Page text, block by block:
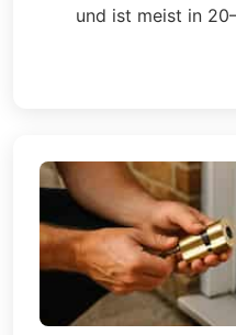
und ist meist in